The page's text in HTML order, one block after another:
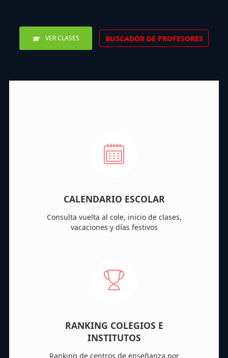
VER CLASES BUSCADOR DE PROFESORES
CALENDARIO ESCOLAR
Consulta vuelta al cole, inicio de clases,
vacaciones y días festivos
RANKING COLEGIOS E
INSTITUTOS
Ranking de centros de enseñanza por